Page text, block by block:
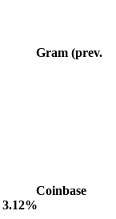
Gram (prev.
Coinbase
3.12%